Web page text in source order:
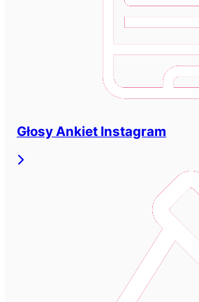
Głosy Ankiet Instagram